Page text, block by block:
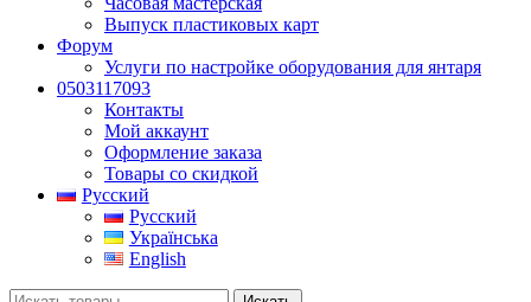
Выпуск пластиковых карт
Форум
Услуги по настройке оборудования для янтаря
0503117093
Контакты
Мой аккаунт
Оформление заказа
Товары со скидкой
Русский
Русский
Українська
English